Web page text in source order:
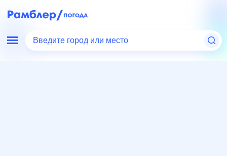
Введите город или место